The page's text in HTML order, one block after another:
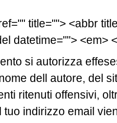
title=""> <abbr
datetime=""> <em>
si autorizza
dell autore, del
ritenuti offensivi,
tuo indirizzo email